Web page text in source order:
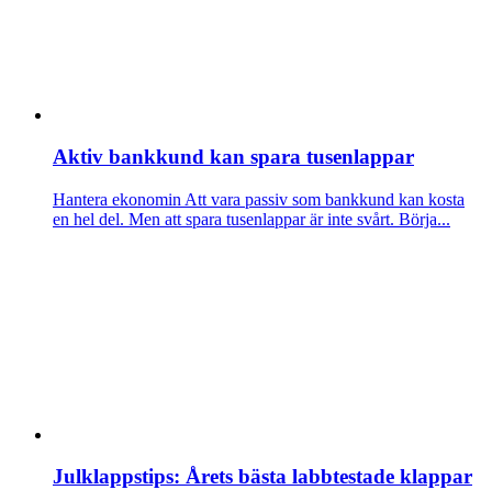
Aktiv bankkund kan spara tusenlappar
Hantera ekonomin Att vara passiv som bankkund kan kosta
en hel del. Men att spara tusenlappar är inte svårt. Börja...
Julklappstips: Årets bästa labbtestade klappar